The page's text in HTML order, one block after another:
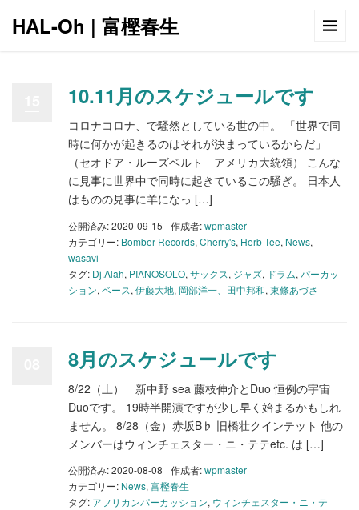
HAL-Oh | 富樫春生
10.11月のスケジュールです
コロナコロナ、で騒然としている世の中。 「世界で同
時に何かが起きるのはそれが決まっているからだ」
（セオドア・ルーズベルト アメリカ大統領） こんな
に見事に世界中で同時に起きているこの騒ぎ。 日本人
はものの見事に羊になっ […]
公開済み: 2020-09-15 作成者:wpmaster
カテゴリー: Bomber Records, Cherry's, Herb-Tee, News,
wasavi
タグ: Dj.Alah, PIANOSOLO, サックス, ジャズ, ドラム, パーカッ
ション, ベース, 伊藤大地, 岡部洋一、田中邦和, 東條あづさ
8月のスケジュールです
8/22（土） 新中野 sea 藤枝伸介とDuo 恒例の宇宙
Duoです。 19時半開演ですが少し早く始まるかもしれ
ません。 8/28（金）赤坂B♭ 旧橋壮クインテット 他の
メンバーはウィンチェスター・ニ・テテetc. は […]
公開済み: 2020-08-08 作成者:wpmaster
カテゴリー: News, 富樫春生
タグ: アフリカンパーカッション, ウィンチェスター・ニ・テ